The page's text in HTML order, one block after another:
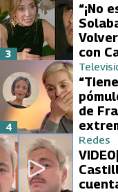
“¡No
con
3
de
4
Redes